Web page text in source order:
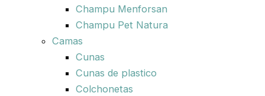
Champu Menforsan
Champu Pet Natura
Camas
Cunas
Cunas de plastico
Colchonetas